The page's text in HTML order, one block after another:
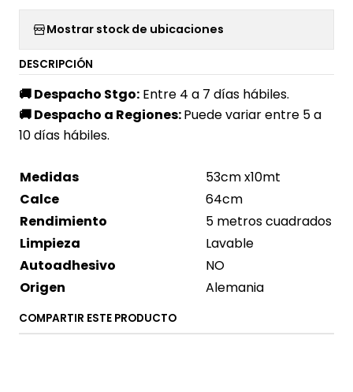
Mostrar stock de ubicaciones
DESCRIPCIÓN
🚚Despacho Stgo: Entre 4 a 7 días hábiles.
🚚Despacho a Regiones:Puede variar entre 5 a
10 días hábiles.
Medidas
53cm x10mt
Calce
64cm
Rendimiento
5 metros cuadrados
Limpieza
Lavable
Autoadhesivo
NO
Origen
Alemania
COMPARTIR ESTE PRODUCTO